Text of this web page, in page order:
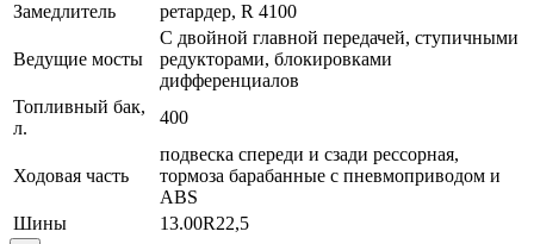
Замедлитель
ретардер, R 4100
Ведущие мосты
С двойной главной передачей, ступичными
редукторами, блокировками
дифференциалов
Топливный бак,
л.
400
Ходовая часть
подвеска спереди и сзади рессорная,
тормоза барабанные с пневмоприводом и
ABS
Шины
13.00R22,5